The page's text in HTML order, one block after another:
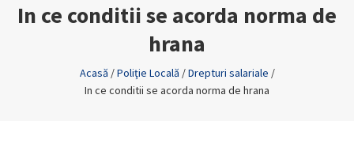
In ce conditii se acorda norma de
hrana
Acasă /Poliţie Locală /Drepturi salariale /
In ce conditii se acorda norma de hrana